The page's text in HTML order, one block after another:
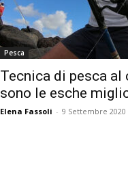
Pesca
Tecnica di pesca al
sono le esche
Elena Fassoli - 9 Settembre 2020